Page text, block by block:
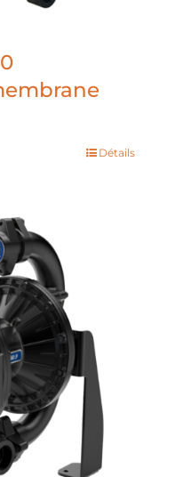
Détails